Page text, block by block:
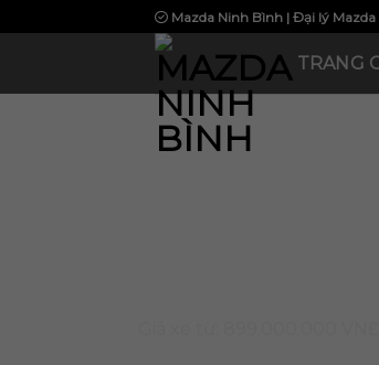
to
Mazda Ninh Bình | Đại lý
TRANG